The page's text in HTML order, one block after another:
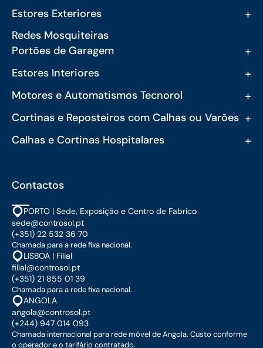
Estores Exteriores +
Redes Mosquiteiras
Portões de Garagem
+
Estores Interiores +
Motores e Automatismos Tecnorol +
Cortinas e Reposteiros com Calhas ou Varões +
Calhas e Cortinas Hospitalares +
Contactos
PORTO | Sede, Exposição e Centro de Fabrico
sede@controsol.pt
(+351) 22 532 36 70
Chamada para a rede fixa nacional.
LISBOA | Filial
filial@controsol.pt
(+351) 21 855 01 39
Chamada para a rede fixa nacional.
ANGOLA
angola@controsol.pt
(+244) 947 014 093
Chamada internacional para rede móvel de Angola. Custo conforme
o operador e o tarifário contratado.